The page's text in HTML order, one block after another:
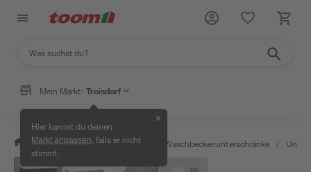
Mein Markt: Troisdorf
Hier kannst du deinen
Markt anpassen , falls er nicht
stimmt.
✕
/ Bad & Sanitär / Badmöbel Waschbeckenunterschränke /